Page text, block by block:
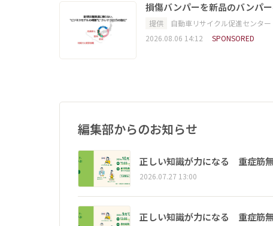
損傷バンパーを新品のバンパ
提供
自動車リサイクル促進センター
2026.08.06 14:12
SPONSORED
編集部からのお知らせ
正しい知識が力になる 重症筋
2026.07.27 13:00
正しい知識が力になる 重症筋